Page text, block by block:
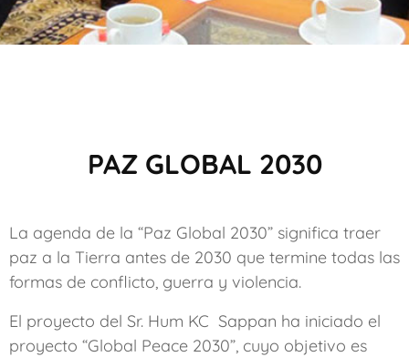
PAZ GLOBAL 2030
La agenda de la “Paz Global 2030” significa traer
paz a la Tierra antes de 2030 que termine todas las
formas de conflicto, guerra y violencia.
El proyecto del Sr. Hum KC Sappan ha iniciado el
proyecto “Global Peace 2030”, cuyo objetivo es